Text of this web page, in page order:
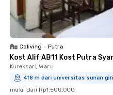
Coliving • Putra
Kost Alif AB11 Kost Putra
Kureksari, Waru
418 m dari universitas sunan
mulai dari Rp1.500.000